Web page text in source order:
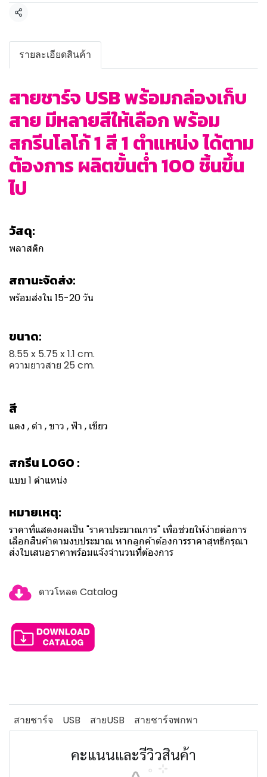
แชร์
รายละเอียดสินค้า
สายชาร์จ USB พร้อมกล่องเก็บ
สาย มีหลายสีให้เลือก พร้อม
สกรีนโลโก้ 1 สี 1 ตำแหน่ง ได้ตาม
ต้องการ ผลิตขั้นต่ำ 100 ชิ้นขึ้น
ไป
วัสดุ:
พลาสติก
สถานะจัดส่ง:
พร้อมส่งใน 15-20 วัน
ขนาด:
8.55 x 5.75 x 1.1 cm.
ความยาวสาย 25 cm.
สี
แดง , ดำ , ขาว , ฟ้า , เขียว
สกรีน LOGO :
แบบ 1 ตำแหน่ง
หมายเหตุ:
ราคาที่แสดงผลเป็น "ราคาประมาณการ" เพื่อช่วยให้ง่ายต่อการ
เลือกสินค้าตามงบประมาณ หากลูกค้าต้องการราคาสุทธิกรุณา
ส่งใบเสนอราคาพร้อมแจ้งจำนวนที่ต้องการ
ดาวโหลด Catalog
สายชาร์จ USB สายUSB สายชาร์จพกพา
คะแนนและรีวิวสินค้า